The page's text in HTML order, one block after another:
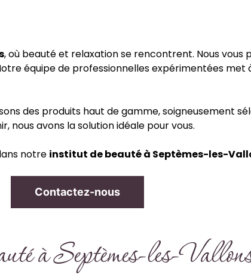
, où beauté et relaxation se rencontrent. Nous
équipe de professionnelles expérimentées
des produits haut de gamme, soigneusement
nous avons la solution idéale pour vous.
notre institut de beauté à Septèmes-les-
Contactez-nous
à Septèmes-les-